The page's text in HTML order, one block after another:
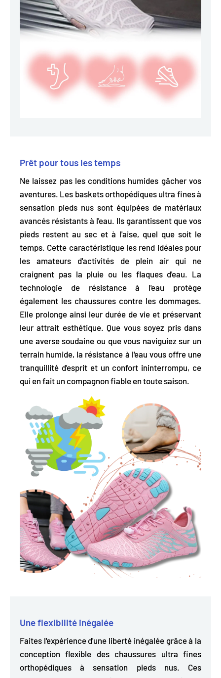
Prêt pour tous les temps
Ne laissez pas les conditions humides gâcher vos
aventures. Les baskets orthopédiques ultra fines à
sensation pieds nus sont équipées de matériaux
avancés résistants à l'eau . Ils garantissent que vos
pieds restent au sec et à l'aise, quel que soit le
temps. Cette caractéristique les rend idéales pour
les amateurs d'activités de plein air qui ne
craignent pas la pluie ou les flaques d'eau. La
technologie de résistance à l'eau protège
également les chaussures contre les dommages.
Elle prolonge ainsi leur durée de vie et préservant
leur attrait esthétique. Que vous soyez pris dans
une averse soudaine ou que vous naviguiez sur un
terrain humide, la résistance à l'eau vous offre une
tranquillité d'esprit et un confort ininterrompu, ce
qui en fait un compagnon fiable en toute saison.
Une flexibilité inégalée
Faites l'expérience d'une liberté inégalée grâce à la
conception flexible des chaussures ultra fines
orthopédiques à sensation pieds nus. Ces